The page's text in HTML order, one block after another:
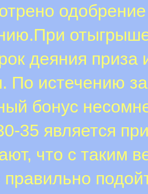
деяния
По истечению
бонус
35 является
что с таким